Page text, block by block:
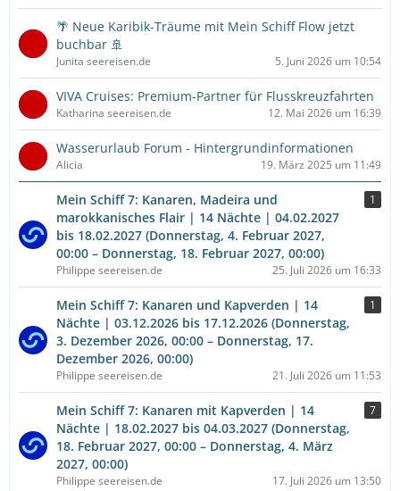
🌴 Neue Karibik-Träume mit Mein Schiff Flow jetzt
buchbar 🚢
Junita seereisen.de 5. Juni 2026 um 10:54
VIVA Cruises: Premium-Partner für Flusskreuzfahrten
Katharina seereisen.de 12. Mai 2026 um 16:39
Wasserurlaub Forum - Hintergrundinformationen
Alicia 19. März 2025 um 11:49
Mein Schiff 7: Kanaren, Madeira und
marokkanisches Flair | 14 Nächte | 04.02.2027
bis 18.02.2027 (Donnerstag, 4. Februar 2027,
00:00 – Donnerstag, 18. Februar 2027, 00:00)
1
Philippe seereisen.de 25. Juli 2026 um 16:33
Mein Schiff 7: Kanaren und Kapverden | 14
Nächte | 03.12.2026 bis 17.12.2026 (Donnerstag,
3. Dezember 2026, 00:00 – Donnerstag, 17.
Dezember 2026, 00:00)
1
Philippe seereisen.de 21. Juli 2026 um 11:53
Mein Schiff 7: Kanaren mit Kapverden | 14
Nächte | 18.02.2027 bis 04.03.2027 (Donnerstag,
18. Februar 2027, 00:00 – Donnerstag, 4. März
2027, 00:00)
7
Philippe seereisen.de 17. Juli 2026 um 13:50